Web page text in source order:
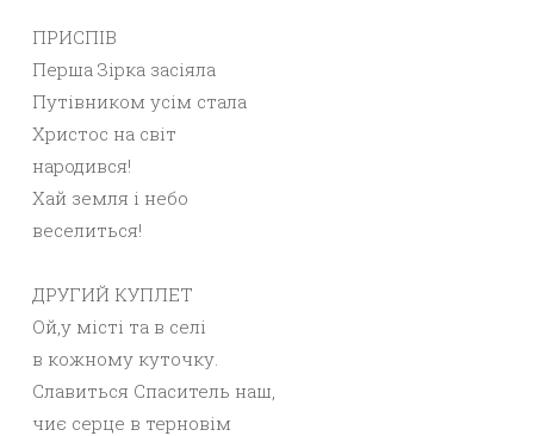
ПРИСПІВ
Перша Зірка засіяла
Путівником усім стала
Христос на світ
народився!
Хай земля і небо
веселиться!
ДРУГИЙ КУПЛЕТ
Ой,у місті та в селі
в кожному куточку.
Славиться Спаситель наш,
чиє серце в терновім